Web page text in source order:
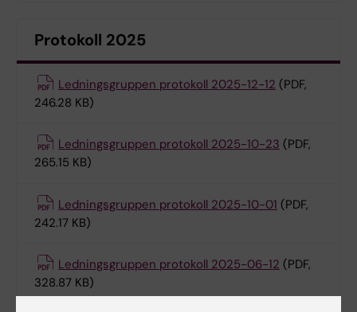
Protokoll 2025
Ledningsgruppen protokoll 2025-12-12 (PDF,
246.28 KB)
Ledningsgruppen protokoll 2025-10-23 (PDF,
265.15 KB)
Ledningsgruppen protokoll 2025-10-01 (PDF,
242.17 KB)
Ledningsgruppen protokoll 2025-06-12 (PDF,
328.87 KB)